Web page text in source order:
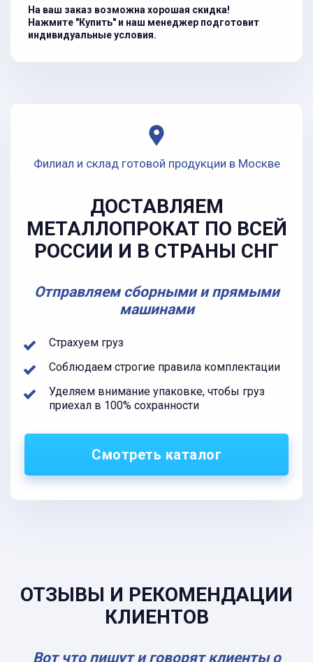
На ваш заказ возможна хорошая скидка!
Нажмите "Купить" и наш менеджер подготовит
индивидуальные условия.
Филиал и склад готовой продукции в Москве
ДОСТАВЛЯЕМ
МЕТАЛЛОПРОКАТ ПО ВСЕЙ
РОССИИ И В СТРАНЫ СНГ
Отправляем сборными и прямыми
машинами
Страхуем груз
Соблюдаем строгие правила комплектации
Уделяем внимание упаковке, чтобы груз
приехал в 100% сохранности
Смотреть каталог
ОТЗЫВЫ И РЕКОМЕНДАЦИИ
КЛИЕНТОВ
Вот что пишут и говорят клиенты о